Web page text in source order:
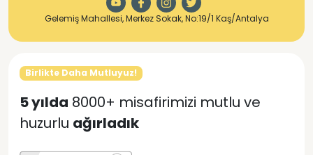
Gelemiş Mahallesi, Merkez Sokak, No:19/1 Kaş/Antalya
Birlikte Daha Mutluyuz!
5 yılda 8000+ misafirimizi mutlu ve
huzurlu ağırladık